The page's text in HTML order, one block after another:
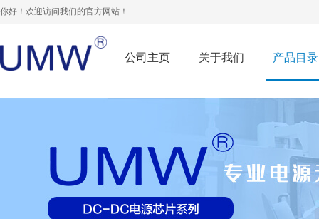
你好！欢迎访问我们的官方网站！
公司主页 关于我们 产品目录